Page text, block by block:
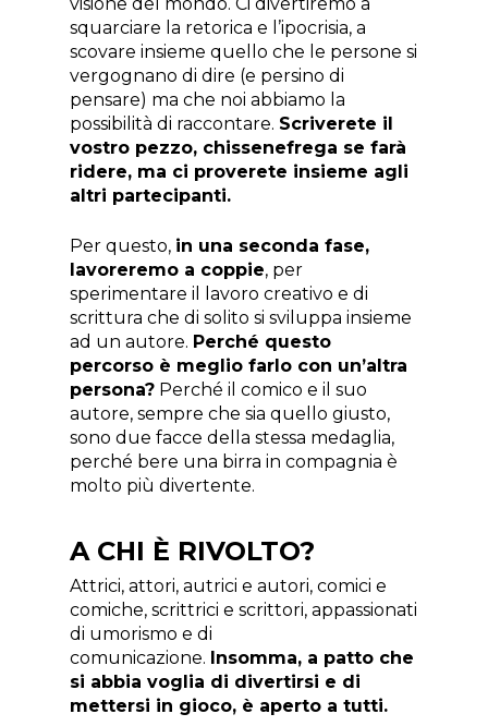
squarciare la retorica e l’ipocrisia, a
scovare insieme quello che le persone si
vergognano di dire (e persino di
pensare) ma che noi abbiamo la
possibilità di raccontare. Scriverete il
vostro pezzo, chissenefrega se farà
ridere, ma ci proverete insieme agli
altri partecipanti.
Per questo, in una seconda fase,
lavoreremo a coppie, per
sperimentare il lavoro creativo e di
scrittura che di solito si sviluppa insieme
ad un autore. Perché questo
percorso è meglio farlo con un’altra
persona? Perché il comico e il suo
autore, sempre che sia quello giusto,
sono due facce della stessa medaglia,
perché bere una birra in compagnia è
molto più divertente.
A CHI È RIVOLTO?
Attrici, attori, autrici e autori, comici e
comiche, scrittrici e scrittori, appassionati
di umorismo e di
comunicazione. Insomma, a patto che
si abbia voglia di divertirsi e di
mettersi in gioco, è aperto a tutti.